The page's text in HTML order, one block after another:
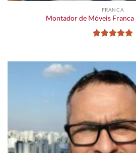
FRANCA
Montador de Móveis Franca